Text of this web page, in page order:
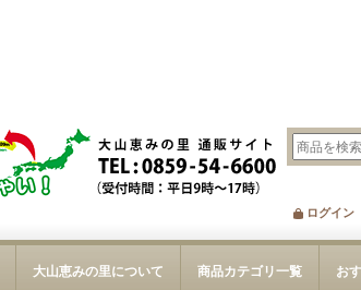
ログイン
大山恵みの里について 商品カテゴリ一覧 お